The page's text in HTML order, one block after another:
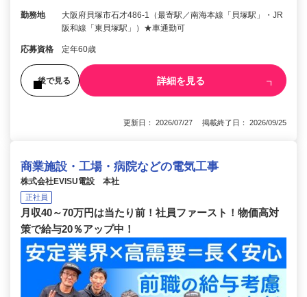
勤務地
大阪府貝塚市石才486-1（最寄駅／南海本線「貝塚駅」・JR
阪和線「東貝塚駅」）★車通勤可
応募資格 定年60歳
後で見る 詳細を見る
更新日： 2026/07/27 掲載終了日： 2026/09/25
商業施設・工場・病院などの電気工事
株式会社EVISU電設 本社
正社員
月収40～70万円は当たり前！社員ファースト！物価高対
策で給与20％アップ中！